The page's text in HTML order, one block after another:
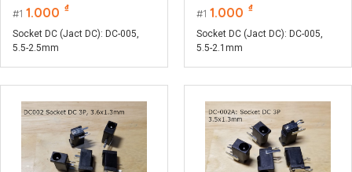
1 1.000 ₫
Socket DC (Jact DC): DC-005,
5.5-2.5mm
1 1.000 ₫
Socket DC (Jact DC): DC-005,
5.5-2.1mm